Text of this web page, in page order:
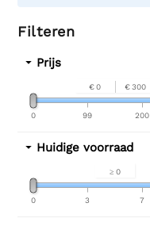
Filteren
Prijs
€ 0 € 300
0 99 200
Huidige voorraad
≥ 0
0 3 7